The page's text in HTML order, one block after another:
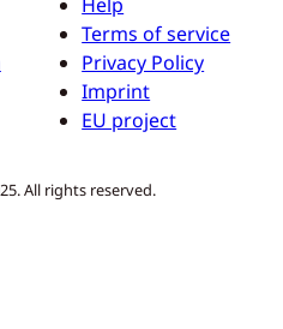
Terms of service
Privacy Policy
Imprint
EU project
All rights reserved.